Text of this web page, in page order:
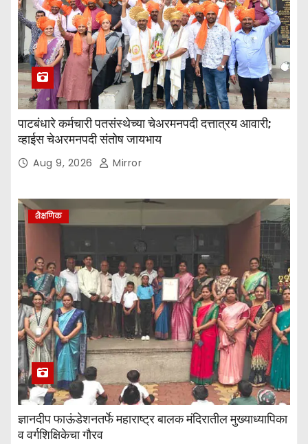
पाटबंधारे कर्मचारी पतसंस्थेच्या चेअरमनपदी दत्तात्रय आवारी;
व्हाईस चेअरमनपदी संतोष जायभाय
Aug 9, 2026 Mirror
शैक्षणिक
ज्ञानदीप फाऊंडेशनतर्फे महाराष्ट्र बालक मंदिरातील मुख्याध्यापिका
व वर्गशिक्षिकेचा गौरव